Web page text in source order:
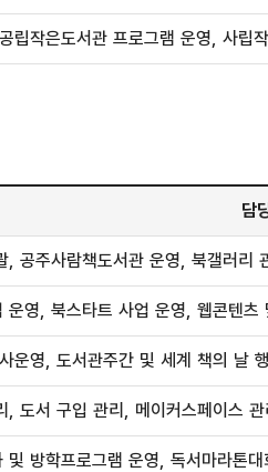
립작은도서관 프로그램 운영, 사립
담
, 공주사람책도서관 운영, 북갤러리
운영, 북스타트 사업 운영, 웹콘텐츠
운영, 도서관주간 및 세계 책의 날
, 도서 구입 관리, 메이커스페이스
및 방학프로그램 운영, 독서마라톤대